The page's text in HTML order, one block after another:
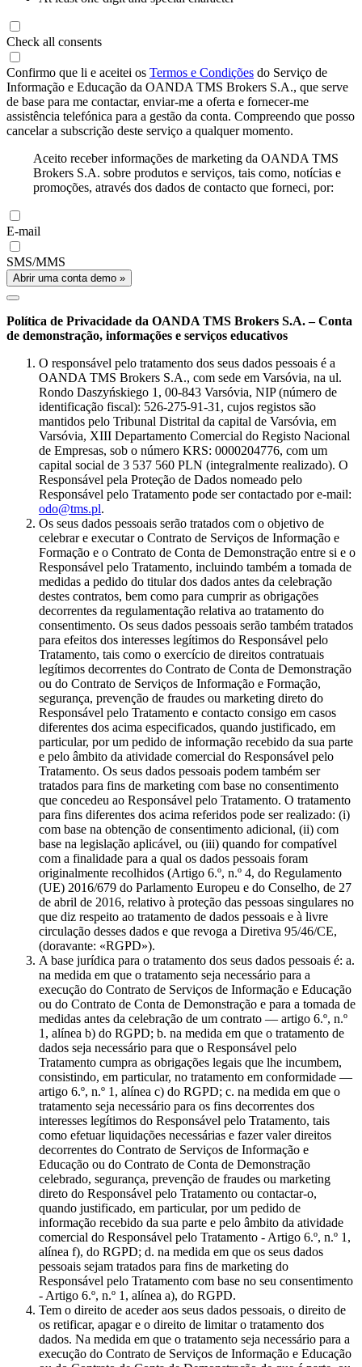
Check all consents
Confirmo que li e aceitei os Termos e Condições do Serviço de
Informação e Educação da OANDA TMS Brokers S.A., que serve
de base para me contactar, enviar-me a oferta e fornecer-me
assistência telefónica para a gestão da conta. Compreendo que posso
cancelar a subscrição deste serviço a qualquer momento.
Aceito receber informações de marketing da OANDA TMS
Brokers S.A. sobre produtos e serviços, tais como, notícias e
promoções, através dos dados de contacto que forneci, por:
E-mail
SMS/MMS
Abrir uma conta demo »
Política de Privacidade da OANDA TMS Brokers S.A. – Conta
de demonstração, informações e serviços educativos
O responsável pelo tratamento dos seus dados pessoais é a
OANDA TMS Brokers S.A., com sede em Varsóvia, na ul.
Rondo Daszyńskiego 1, 00-843 Varsóvia, NIP (número de
identificação fiscal): 526-275-91-31, cujos registos são
mantidos pelo Tribunal Distrital da capital de Varsóvia, em
Varsóvia, XIII Departamento Comercial do Registo Nacional
de Empresas, sob o número KRS: 0000204776, com um
capital social de 3 537 560 PLN (integralmente realizado). O
Responsável pela Proteção de Dados nomeado pelo
Responsável pelo Tratamento pode ser contactado por e-mail:
odo@tms.pl.
Os seus dados pessoais serão tratados com o objetivo de
celebrar e executar o Contrato de Serviços de Informação e
Formação e o Contrato de Conta de Demonstração entre si e o
Responsável pelo Tratamento, incluindo também a tomada de
medidas a pedido do titular dos dados antes da celebração
destes contratos, bem como para cumprir as obrigações
decorrentes da regulamentação relativa ao tratamento do
consentimento. Os seus dados pessoais serão também tratados
para efeitos dos interesses legítimos do Responsável pelo
Tratamento, tais como o exercício de direitos contratuais
legítimos decorrentes do Contrato de Conta de Demonstração
ou do Contrato de Serviços de Informação e Formação,
segurança, prevenção de fraudes ou marketing direto do
Responsável pelo Tratamento e contacto consigo em casos
diferentes dos acima especificados, quando justificado, em
particular, por um pedido de informação recebido da sua parte
e pelo âmbito da atividade comercial do Responsável pelo
Tratamento. Os seus dados pessoais podem também ser
tratados para fins de marketing com base no consentimento
que concedeu ao Responsável pelo Tratamento. O tratamento
para fins diferentes dos acima referidos pode ser realizado: (i)
com base na obtenção de consentimento adicional, (ii) com
base na legislação aplicável, ou (iii) quando for compatível
com a finalidade para a qual os dados pessoais foram
originalmente recolhidos (Artigo 6.º, n.º 4, do Regulamento
(UE) 2016/679 do Parlamento Europeu e do Conselho, de 27
de abril de 2016, relativo à proteção das pessoas singulares no
que diz respeito ao tratamento de dados pessoais e à livre
circulação desses dados e que revoga a Diretiva 95/46/CE,
(doravante: «RGPD»).
A base jurídica para o tratamento dos seus dados pessoais é: a.
na medida em que o tratamento seja necessário para a
execução do Contrato de Serviços de Informação e Educação
ou do Contrato de Conta de Demonstração e para a tomada de
medidas antes da celebração de um contrato — artigo 6.º, n.º
1, alínea b) do RGPD; b. na medida em que o tratamento de
dados seja necessário para que o Responsável pelo
Tratamento cumpra as obrigações legais que lhe incumbem,
consistindo, em particular, no tratamento em conformidade —
artigo 6.º, n.º 1, alínea c) do RGPD; c. na medida em que o
tratamento seja necessário para os fins decorrentes dos
interesses legítimos do Responsável pelo Tratamento, tais
como efetuar liquidações necessárias e fazer valer direitos
decorrentes do Contrato de Serviços de Informação e
Educação ou do Contrato de Conta de Demonstração
celebrado, segurança, prevenção de fraudes ou marketing
direto do Responsável pelo Tratamento ou contactar-o,
quando justificado, em particular, por um pedido de
informação recebido da sua parte e pelo âmbito da atividade
comercial do Responsável pelo Tratamento - Artigo 6.º, n.º 1,
alínea f), do RGPD; d. na medida em que os seus dados
pessoais sejam tratados para fins de marketing do
Responsável pelo Tratamento com base no seu consentimento
- Artigo 6.º, n.º 1, alínea a), do RGPD.
Tem o direito de aceder aos seus dados pessoais, o direito de
os retificar, apagar e o direito de limitar o tratamento dos
dados. Na medida em que o tratamento seja necessário para a
execução do Contrato de Serviços de Informação e Educação